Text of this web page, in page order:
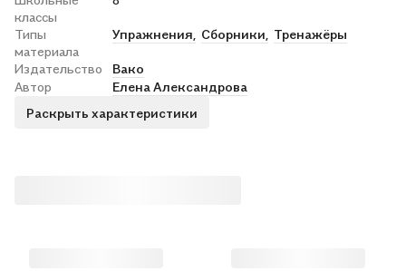
классы
Типы
материала
Упражнения, Сборники, Тренажёры
Издательство
Вако
Автор
Елена Александрова
Раскрыть характеристики